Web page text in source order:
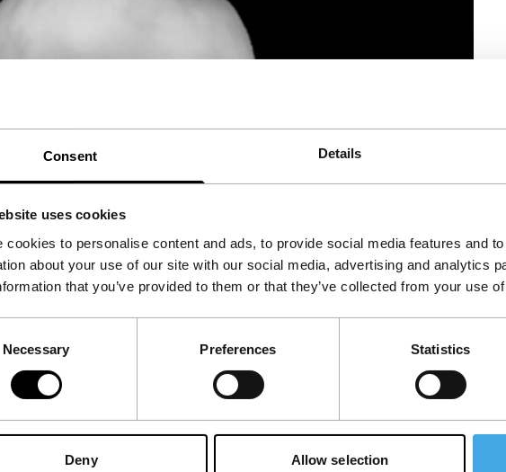
Consent Details
uses cookies
cookies to personalise content and ads, to provide social media features and
about your use of our site with our social media, advertising and analytics
that you’ve provided to them or that they’ve collected from your use
Necessary Preferences Statistics
Deny Allow selection
nauw met elkaar verweven zijn, blijkt uit deze video,